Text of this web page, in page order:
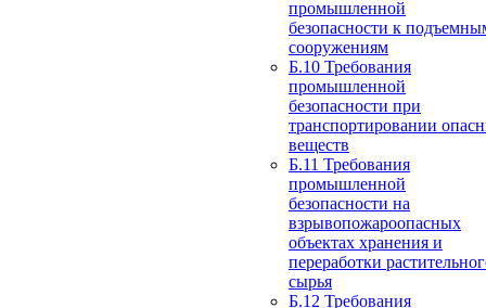
промышленной
безопасности к
сооружениям
Б.10 Требования
промышленной
безопасности при
транспортировании
веществ
Б.11 Требования
промышленной
безопасности на
взрывопожароопасных
объектах хранения и
переработки
сырья
Б.12 Требования